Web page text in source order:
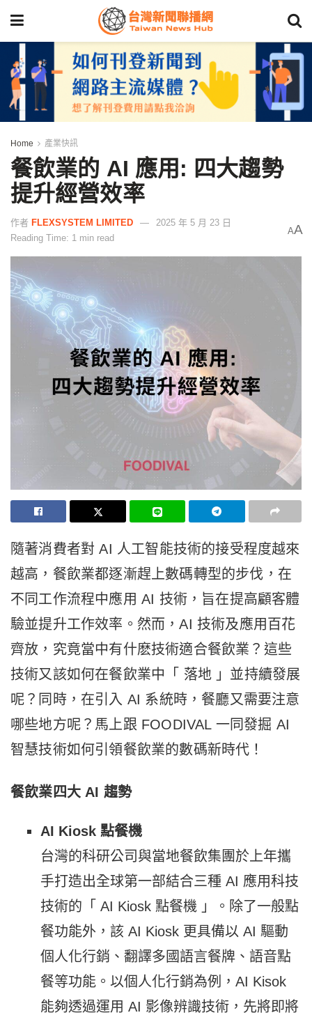
Home 產業快訊
餐飲業的 AI 應用: 四大趨勢
提升經營效率
作者 FLEXSYSTEM LIMITED
2025 年 5 月 23 日
Reading Time: 1 min read
AA
隨著消費者對 AI 人工智能技術的接受程度越來
越高，餐飲業都逐漸趕上數碼轉型的步伐，在
不同工作流程中應用 AI 技術，旨在提高顧客體
驗並提升工作效率。然而，AI 技術及應用百花
齊放，究竟當中有什麽技術適合餐飲業？這些
技術又該如何在餐飲業中
「 落地 」並持續發展
呢？同時，在引入 AI 系統時，餐廳又需要注意
哪些地方呢？馬上跟 FOODIVAL 一同發掘 AI
智慧技術如何引領餐飲業的數碼新時代！
餐飲業四大 AI 趨勢
AI Kiosk 點餐機
台灣的科研公司與當地餐飲集團於上年攜
手打造出全球第一部結合三種 AI 應用科技
技術的「 AI Kiosk 點餐機 」。除了一般點
餐功能外，該 AI Kiosk 更具備以 AI 驅動
個人化行銷、翻譯多國語言餐牌、語音點
餐等功能。以個人化行銷為例，AI Kisok
能夠透過運用 AI 影像辨識技術，先將即將